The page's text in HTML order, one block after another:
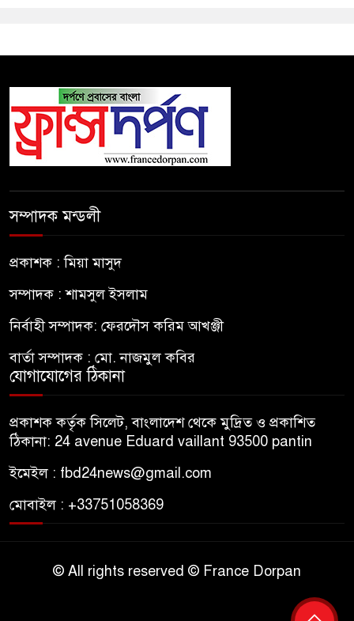
সম্পাদক মন্ডলী
প্রকাশক : মিয়া মাসুদ
সম্পাদক : শামসুল ইসলাম
নির্বাহী সম্পাদক: ফেরদৌস করিম আখঞ্জী
বার্তা সম্পাদক : মো. নাজমুল কবির
যোগাযোগের ঠিকানা
প্রকাশক কর্তৃক সিলেট, বাংলাদেশ থেকে মুদ্রিত ও প্রকাশিত
ঠিকানা: 24 avenue Eduard vaillant 93500 pantin
ইমেইল : fbd24news@gmail.com
মোবাইল : +33751058369
© All rights reserved © France Dorpan